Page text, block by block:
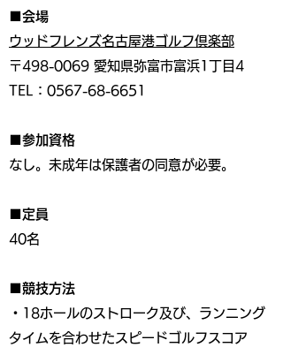
■会場
ウッドフレンズ名古屋港ゴルフ倶楽部
〒498-0069 愛知県弥富市富浜1丁目4
TEL：0567-68-6651
■参加資格
なし。未成年は保護者の同意が必要。
■定員
40名
■競技方法
・18ホールのストローク及び、ランニング
タイムを合わせたスピードゴルフスコア